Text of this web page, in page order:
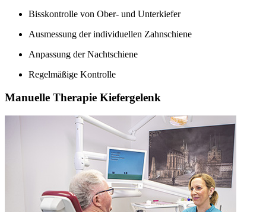
Bisskontrolle von Ober- und Unterkiefer
Ausmessung der individuellen Zahnschiene
Anpassung der Nachtschiene
Regelmäßige Kontrolle
Manuelle Therapie Kiefergelenk